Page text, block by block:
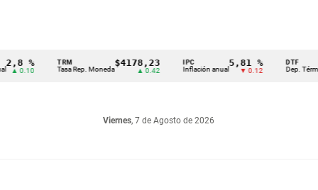
TRM
Tasa Rep. Moneda
$4178,23
▲ 0.42
IPC
Inflación anual
5,81 %
▼ 0.12
DTF
Dep. Término Fijo
Viernes, 7 de Agosto de 2026